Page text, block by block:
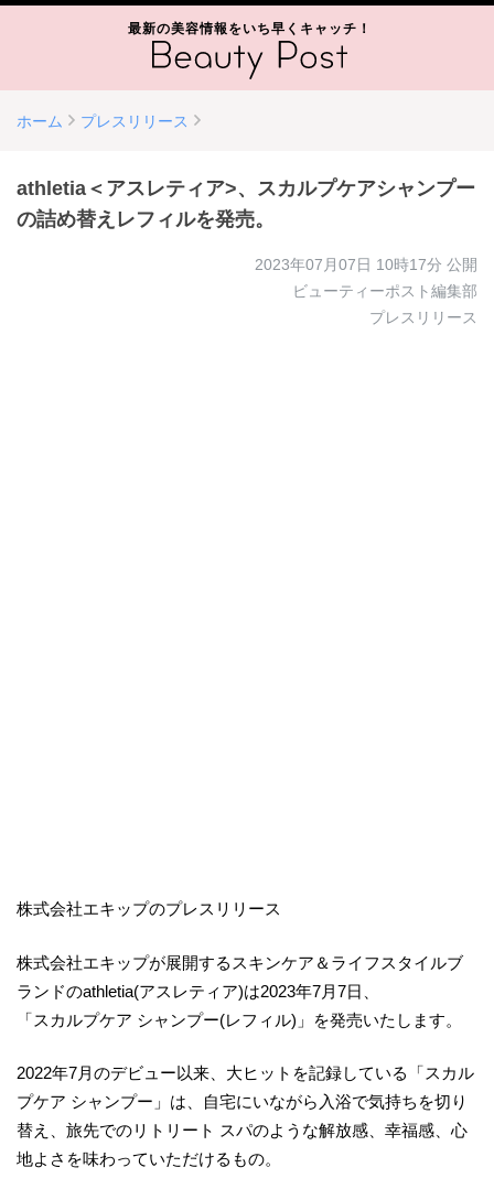
最新の美容情報をいち早くキャッチ！
ホーム プレスリリース
athletia＜アスレティア>、スカルプケアシャンプー
の詰め替えレフィルを発売。
2023年07月07日 10時17分 公開
ビューティーポスト編集部
プレスリリース
株式会社エキップのプレスリリース
株式会社エキップが展開するスキンケア＆ライフスタイルブ
ランドのathletia(アスレティア)は2023年7月7日、
「スカルプケア シャンプー(レフィル)」を発売いたします。
2022年7月のデビュー以来、大ヒットを記録している「スカル
プケア シャンプー」は、自宅にいながら入浴で気持ちを切り
替え、旅先でのリトリート スパのような解放感、幸福感、心
地よさを味わっていただけるもの。